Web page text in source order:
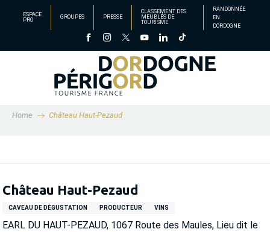
principal
ESPACE
PRO
GROUPES PRESSE
CLASSEMENT DES
MEUBLÉS DE
TOURISME
RANDONNÉE
EN
DORDOGNE
Home Château Haut-Pezaud
Château Haut-Pezaud
CAVEAU DE DÉGUSTATION PRODUCTEUR VINS
EARL DU HAUT-PEZAUD, 1067 Route des Maules, Lieu dit le